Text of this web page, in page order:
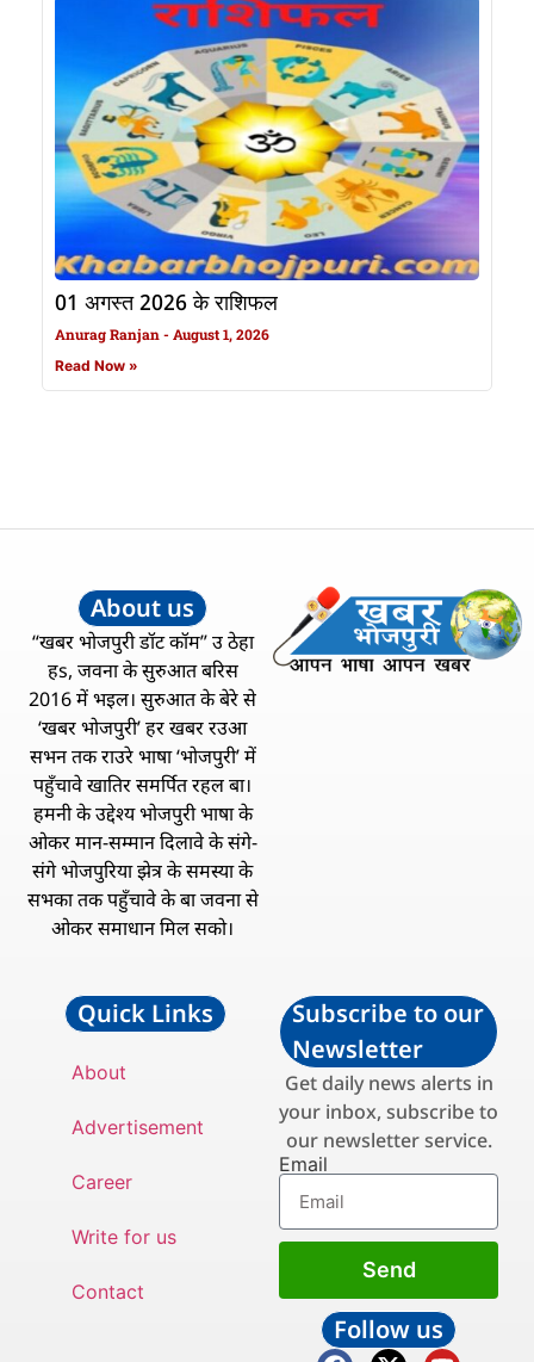
01 अगस्त 2026 के राशिफल
Anurag Ranjan August 1, 2026
Read Now »
About us
“खबर भोजपुरी डॉट कॉम” उ ठेहा
हs, जवना के सुरुआत बरिस
2016 में भइल। सुरुआत के बेरे से
‘खबर भोजपुरी’ हर खबर रउआ
सभन तक राउरे भाषा ‘भोजपुरी’ में
पहुँचावे खातिर समर्पित रहल बा।
हमनी के उद्देश्य भोजपुरी भाषा के
ओकर मान-सम्मान दिलावे के संगे-
संगे भोजपुरिया झेत्र के समस्या के
सभका तक पहुँचावे के बा जवना से
ओकर समाधान मिल सको।
Quick Links
About
Advertisement
Career
Write for us
Contact
Subscribe to our
Newsletter
Get daily news alerts in
your inbox, subscribe to
our newsletter service.
Email
Send
Follow us